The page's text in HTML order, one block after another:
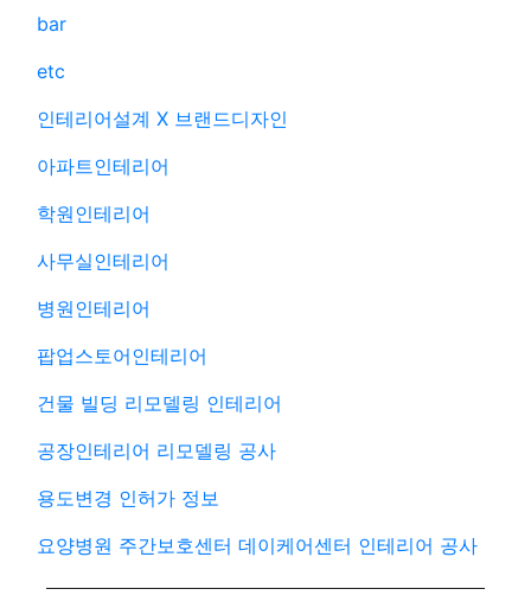
bar
etc
인테리어설계 X 브랜드디자인
아파트인테리어
학원인테리어
사무실인테리어
병원인테리어
팝업스토어인테리어
건물 빌딩 리모델링 인테리어
공장인테리어 리모델링 공사
용도변경 인허가 정보
요양병원 주간보호센터 데이케어센터 인테리어 공사